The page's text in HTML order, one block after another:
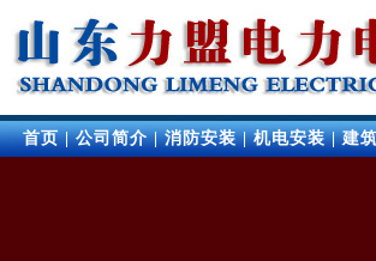
首页|公司简介|消防安装|机电安装|建